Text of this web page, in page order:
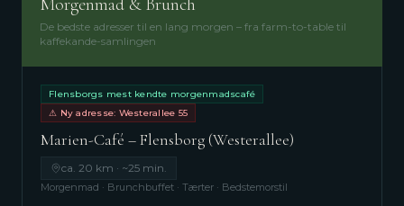
Morgenmad & Brunch
De bedste adresser til en lang morgen – fra farm-to-table til
kaffekande-samlingen
Flensborgs mest kendte morgenmadscafé
⚠ Ny adresse: Westerallee 55
Marien-Café – Flensborg (Westerallee)
ca. 20 km · ~25 min.
Morgenmad · Brunchbuffet · Tærter · Bedstemorstil